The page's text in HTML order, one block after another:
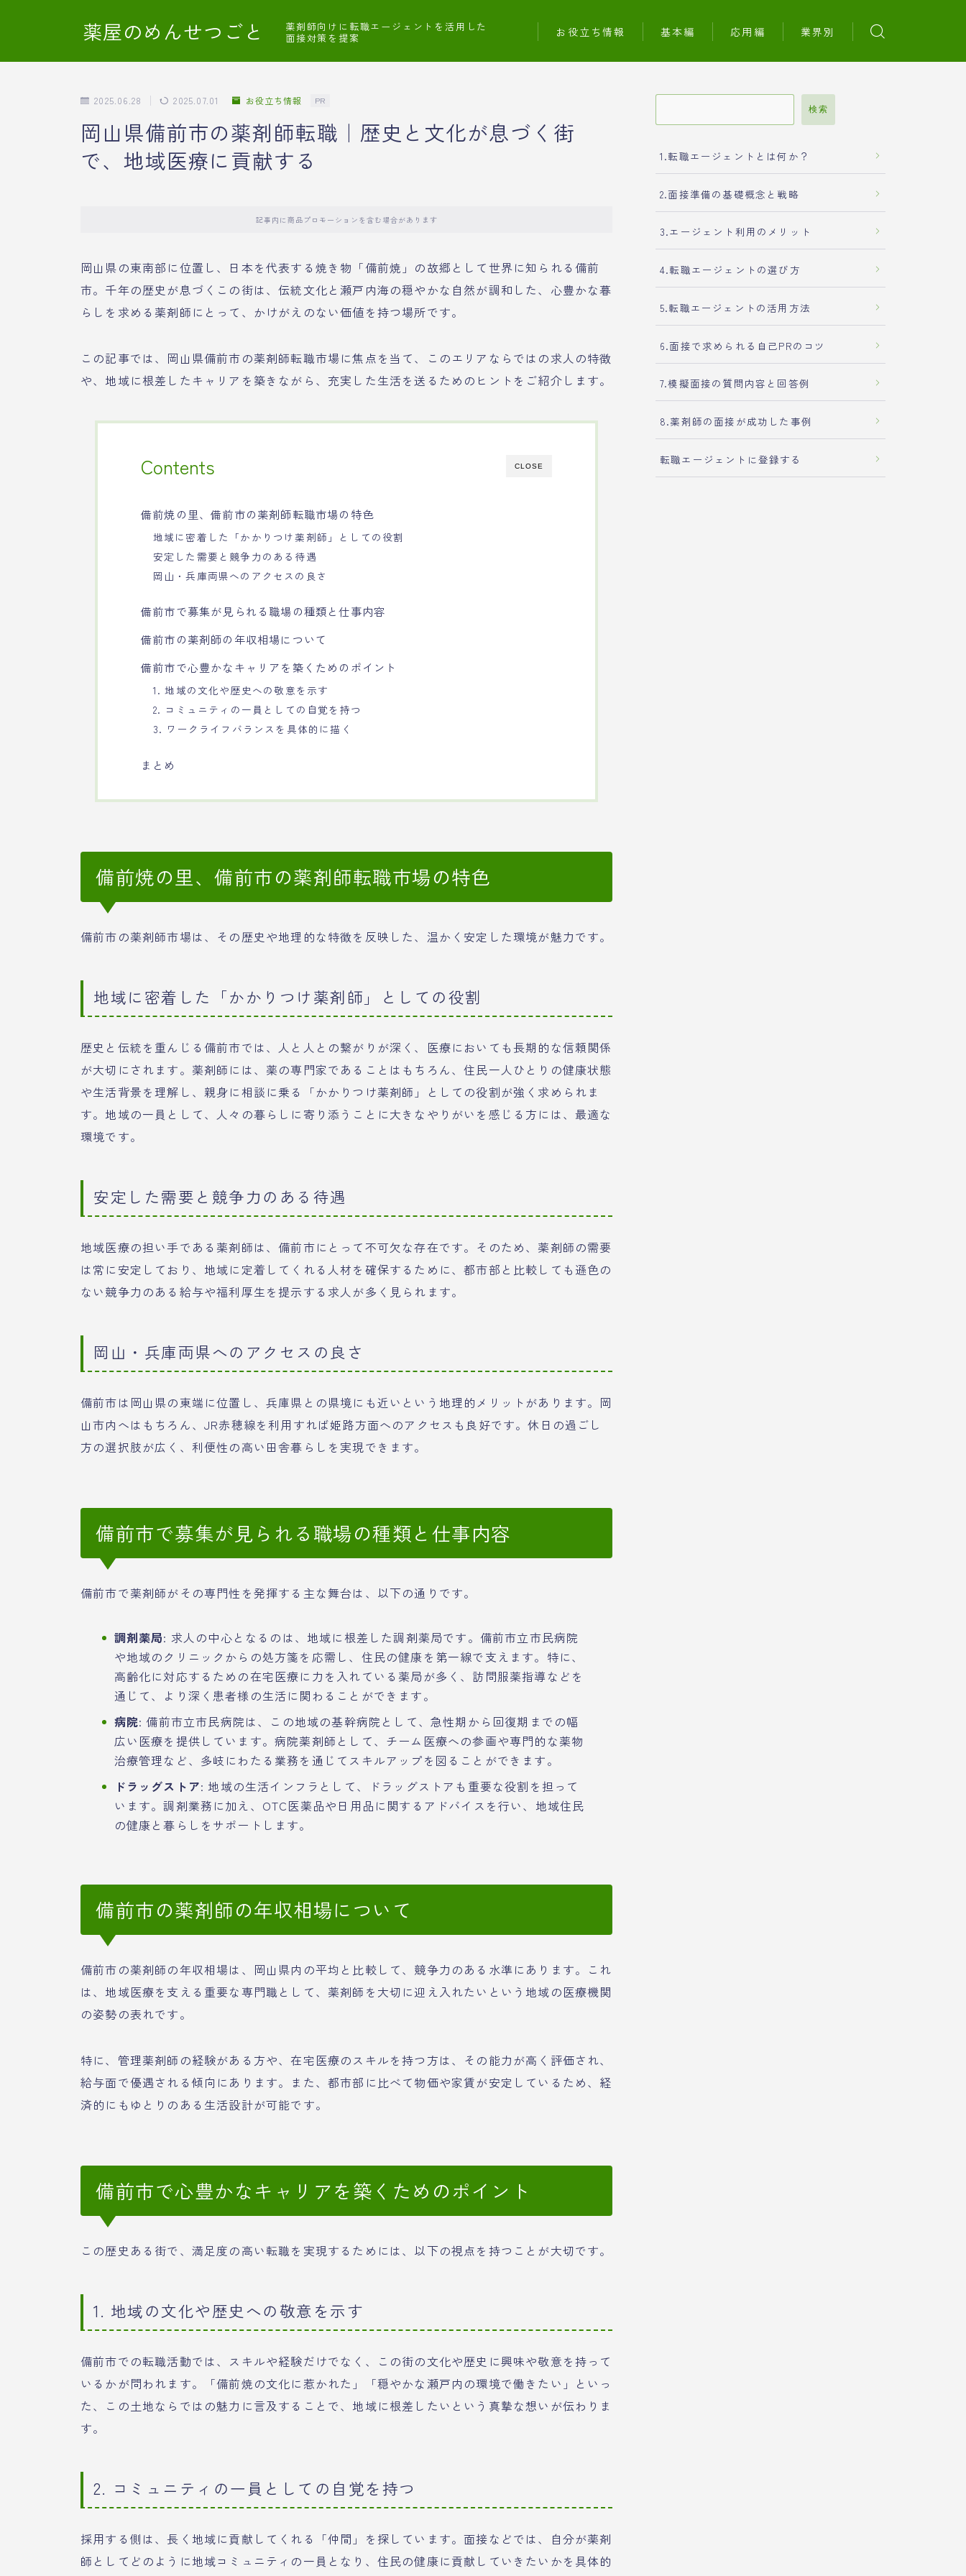
薬屋のめんせつごと
薬剤師向けに転職エージェントを活用した
面接対策を提案
お役立ち情報 基本編 応用編 業界別
2025.06.28 2025.07.01 お役立ち情報 PR
岡山県備前市の薬剤師転職｜歴史と文化が息づく街
で、地域医療に貢献する
記事内に商品プロモーションを含む場合があります
岡山県の東南部に位置し、日本を代表する焼き物「備前焼」の故郷として世界に知られる備前
市。千年の歴史が息づくこの街は、伝統文化と瀬戸内海の穏やかな自然が調和した、心豊かな暮
らしを求める薬剤師にとって、かけがえのない価値を持つ場所です。
この記事では、岡山県備前市の薬剤師転職市場に焦点を当て、このエリアならではの求人の特徴
や、地域に根差したキャリアを築きながら、充実した生活を送るためのヒントをご紹介します。
CLOSE
Contents
備前焼の里、備前市の薬剤師転職市場の特色
地域に密着した「かかりつけ薬剤師」としての役割
安定した需要と競争力のある待遇
岡山・兵庫両県へのアクセスの良さ
備前市で募集が見られる職場の種類と仕事内容
備前市の薬剤師の年収相場について
備前市で心豊かなキャリアを築くためのポイント
1. 地域の文化や歴史への敬意を示す
2. コミュニティの一員としての自覚を持つ
3. ワークライフバランスを具体的に描く
まとめ
備前焼の里、備前市の薬剤師転職市場の特色
備前市の薬剤師市場は、その歴史や地理的な特徴を反映した、温かく安定した環境が魅力です。
地域に密着した「かかりつけ薬剤師」としての役割
歴史と伝統を重んじる備前市では、人と人との繋がりが深く、医療においても長期的な信頼関係
が大切にされます。薬剤師には、薬の専門家であることはもちろん、住民一人ひとりの健康状態
や生活背景を理解し、親身に相談に乗る「かかりつけ薬剤師」としての役割が強く求められま
す。地域の一員として、人々の暮らしに寄り添うことに大きなやりがいを感じる方には、最適な
環境です。
安定した需要と競争力のある待遇
地域医療の担い手である薬剤師は、備前市にとって不可欠な存在です。そのため、薬剤師の需要
は常に安定しており、地域に定着してくれる人材を確保するために、都市部と比較しても遜色の
ない競争力のある給与や福利厚生を提示する求人が多く見られます。
岡山・兵庫両県へのアクセスの良さ
備前市は岡山県の東端に位置し、兵庫県との県境にも近いという地理的メリットがあります。岡
山市内へはもちろん、JR赤穂線を利用すれば姫路方面へのアクセスも良好です。休日の過ごし
方の選択肢が広く、利便性の高い田舎暮らしを実現できます。
備前市で募集が見られる職場の種類と仕事内容
備前市で薬剤師がその専門性を発揮する主な舞台は、以下の通りです。
調剤薬局: 求人の中心となるのは、地域に根差した調剤薬局です。備前市立市民病院
や地域のクリニックからの処方箋を応需し、住民の健康を第一線で支えます。特に、
高齢化に対応するための在宅医療に力を入れている薬局が多く、訪問服薬指導などを
通じて、より深く患者様の生活に関わることができます。
病院: 備前市立市民病院は、この地域の基幹病院として、急性期から回復期までの幅
広い医療を提供しています。病院薬剤師として、チーム医療への参画や専門的な薬物
治療管理など、多岐にわたる業務を通じてスキルアップを図ることができます。
ドラッグストア: 地域の生活インフラとして、ドラッグストアも重要な役割を担って
います。調剤業務に加え、OTC医薬品や日用品に関するアドバイスを行い、地域住民
の健康と暮らしをサポートします。
備前市の薬剤師の年収相場について
備前市の薬剤師の年収相場は、岡山県内の平均と比較して、競争力のある水準にあります。これ
は、地域医療を支える重要な専門職として、薬剤師を大切に迎え入れたいという地域の医療機関
の姿勢の表れです。
特に、管理薬剤師の経験がある方や、在宅医療のスキルを持つ方は、その能力が高く評価され、
給与面で優遇される傾向にあります。また、都市部に比べて物価や家賃が安定しているため、経
済的にもゆとりのある生活設計が可能です。
備前市で心豊かなキャリアを築くためのポイント
この歴史ある街で、満足度の高い転職を実現するためには、以下の視点を持つことが大切です。
1. 地域の文化や歴史への敬意を示す
備前市での転職活動では、スキルや経験だけでなく、この街の文化や歴史に興味や敬意を持って
いるかが問われます。「備前焼の文化に惹かれた」「穏やかな瀬戸内の環境で働きたい」といっ
た、この土地ならではの魅力に言及することで、地域に根差したいという真摯な想いが伝わりま
す。
2. コミュニティの一員としての自覚を持つ
採用する側は、長く地域に貢献してくれる「仲間」を探しています。面接などでは、自分が薬剤
師としてどのように地域コミュニティの一員となり、住民の健康に貢献していきたいかを具体的
検索
1.転職エージェントとは何か？
2.面接準備の基礎概念と戦略
3.エージェント利用のメリット
4.転職エージェントの選び方
5.転職エージェントの活用方法
6.面接で求められる自己PRのコツ
7.模擬面接の質問内容と回答例
8.薬剤師の面接が成功した事例
転職エージェントに登録する